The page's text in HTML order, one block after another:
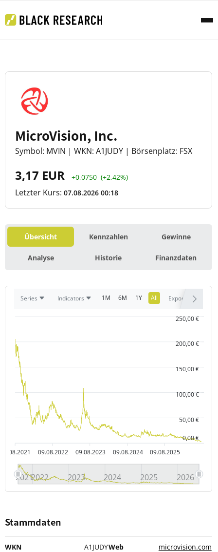
MicroVision, Inc.
Symbol: MVIN | WKN: A1JUDY | Börsenplatz: FSX
3,17 EUR +0,0750 (+2,42%)
Letzter Kurs: 07.08.2026 00:18
Übersicht Kennzahlen Gewinne
Analyse Historie Finanzdaten
Series Indicators 1M 6M 1Y All Export
09.08.2021 09.08.2022 09.08.2023 09.08.2024 09.08.2025
0,00 €
50,00 €
100,00 €
150,00 €
200,00 €
250,00 €
20212022 2023 2024 2025 2026
Stammdaten
WKN A1JUDYWeb microvision.com